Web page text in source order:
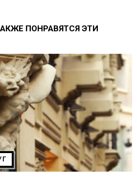
ПОНРАВЯТСЯ ЭТИ